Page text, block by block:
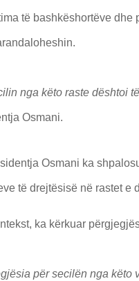
të bashkëshortëve dhe
nga këto raste dështoi
Osmani.
Osmani ka
të drejtësisë në rastet e
ka kërkuar
për secilën nga këto